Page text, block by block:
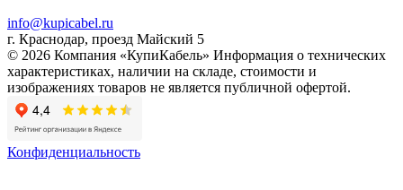
info@kupicabel.ru
г. Краснодар, проезд Майский 5
© 2026 Компания «КупиКабель» Информация о технических
характеристиках, наличии на складе, стоимости и
изображениях товаров не является публичной офертой.
Конфиденциальность